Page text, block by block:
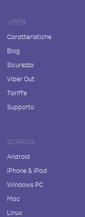
VIBER
Caratteristiche
Blog
Sicurezza
Viber Out
Tariffe
Supporto
SCARICA
Android
iPhone & iPad
Windows PC
Mac
Linux